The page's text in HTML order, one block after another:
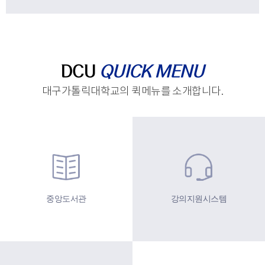
DCU QUICK MENU
대구가톨릭대학교의 퀵메뉴를 소개합니다.
중앙도서관 강의지원시스템